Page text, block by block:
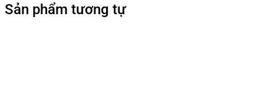
Sản phẩm tương tự